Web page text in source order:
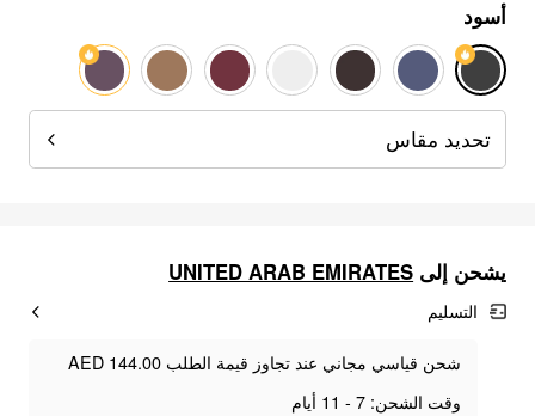
أسود
تحديد مقاس
يشحن إلى UNITED ARAB EMIRATES
التسليم
شحن قياسي مجاني عند تجاوز قيمة الطلب AED 144.00
وقت الشحن: 7 - 11 أيام